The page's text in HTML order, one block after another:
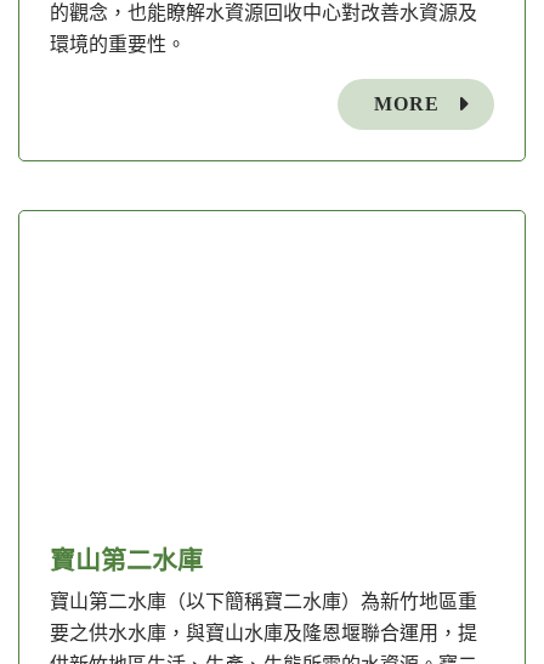
的觀念，也能瞭解水資源回收中心對改善水資源及
環境的重要性。
MORE
寶山第二水庫
寶山第二水庫（以下簡稱寶二水庫）為新竹地區重
要之供水水庫，與寶山水庫及隆恩堰聯合運用，提